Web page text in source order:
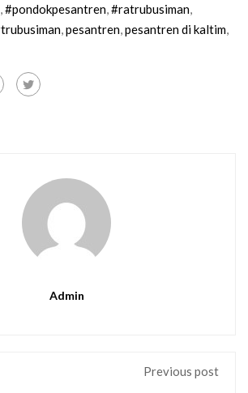
#pondokpesantren #ratrubusiman
pesantren pesantren di kaltim
Admin
Previous post